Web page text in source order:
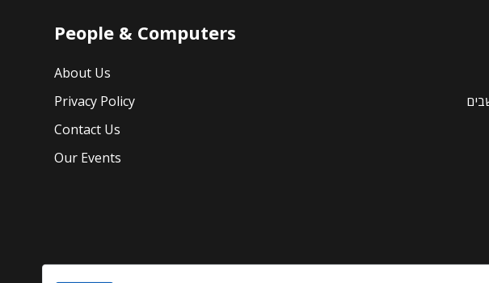
People & Computers
About Us
Privacy Policy
Contact Us
Our Events